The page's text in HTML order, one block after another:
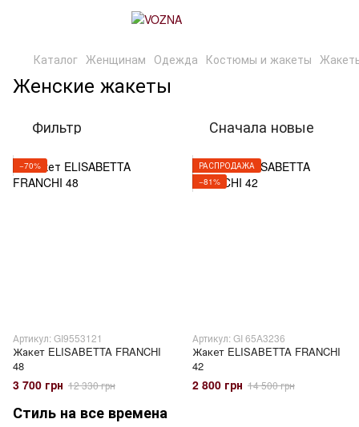
Каталог Женщинам Одежда Костюмы и жакеты
Женские жакеты
Фильтр Сначала новые
−70%
Артикул: GI9553121
Жакет ELISABETTA FRANCHI
48
3 700 грн 12 330 грн
РАСПРОДАЖА
−81%
Артикул: GI 65A3236
Жакет ELISABETTA FRANCHI
42
2 800 грн 14 500 грн
Стиль на все времена